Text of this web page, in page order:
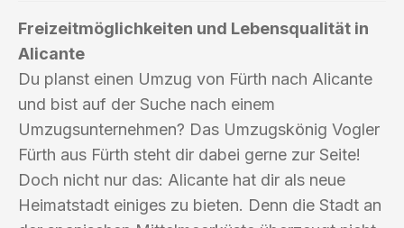
Freizeitmöglichkeiten und Lebensqualität in
Alicante
Du planst einen Umzug von Fürth nach Alicante
und bist auf der Suche nach einem
Umzugsunternehmen? Das Umzugskönig Vogler
Fürth aus Fürth steht dir dabei gerne zur Seite!
Doch nicht nur das: Alicante hat dir als neue
Heimatstadt einiges zu bieten. Denn die Stadt an